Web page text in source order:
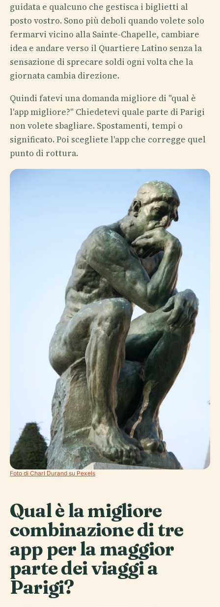
guidata e qualcuno che gestisca i biglietti al
posto vostro. Sono più deboli quando volete solo
fermarvi vicino alla Sainte-Chapelle, cambiare
idea e andare verso il Quartiere Latino senza la
sensazione di sprecare soldi ogni volta che la
giornata cambia direzione.
Quindi fatevi una domanda migliore di "qual è
l'app migliore?" Chiedetevi quale parte di Parigi
non volete sbagliare. Spostamenti, tempi o
significato. Poi scegliete l'app che corregge quel
punto di rottura.
Foto di Charl Durand su Pexels
Qual è la migliore
combinazione di tre
app per la maggior
parte dei viaggi a
Parigi?